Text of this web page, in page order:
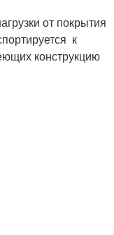
от покрытия
к
конструкцию